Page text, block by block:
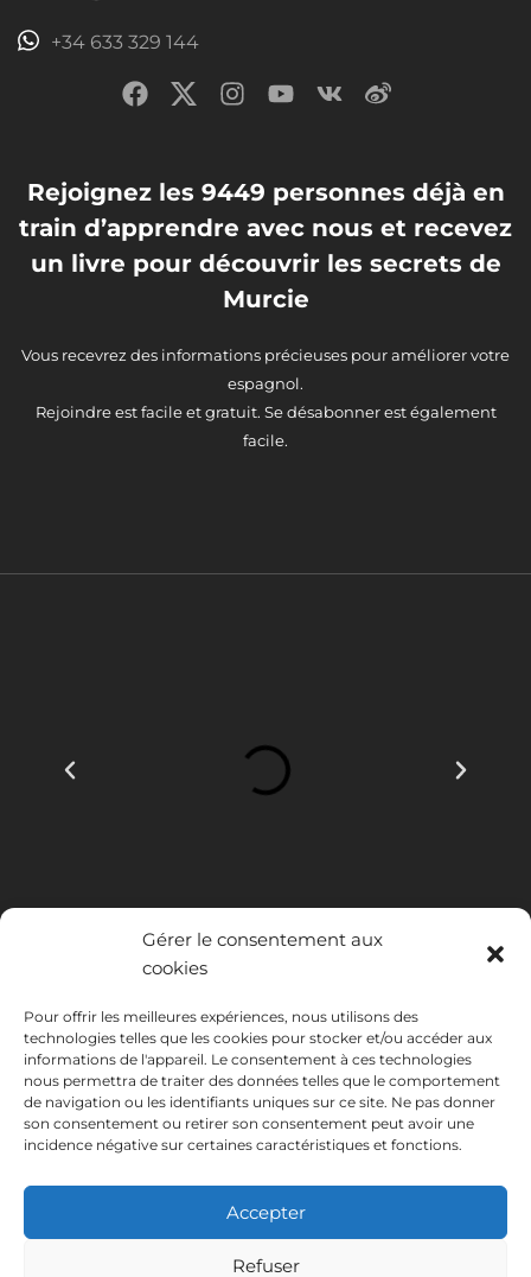
Gérer le consentement aux
cookies
Pour offrir les meilleures expériences, nous utilisons des
technologies telles que les cookies pour stocker et/ou accéder aux
informations de l'appareil. Le consentement à ces technologies
nous permettra de traiter des données telles que le comportement
de navigation ou les identifiants uniques sur ce site. Ne pas donner
son consentement ou retirer son consentement peut avoir une
incidence négative sur certaines caractéristiques et fonctions.
Accepter
Refuser
+34 633 329 144
Rejoignez les 9449 personnes déjà en
train d’apprendre avec nous et recevez
un livre pour découvrir les secrets de
Murcie
Vous recevrez des informations précieuses pour améliorer votre
espagnol.
Rejoindre est facile et gratuit. Se désabonner est également
facile.
INSTITUTO HISPANICO DE MURCIA, SOCIEDAD LIMITADA a été
bénéficiaire du Fonds européen de développement régional dont
l'objectif est de développer l'utilisation et la qualité des technologies
de l'information et de la communication et leur accessibilité, et grâce
auquel elle a mis en place les solutions suivantes : présence en ligne à
cette fin, elle a été soutenue par le programme TIC Cámaras, par
Cámara de Murcie.